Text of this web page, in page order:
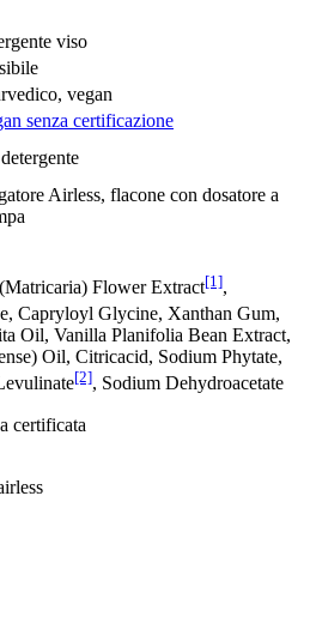
viso
vegan
senza certificazione
Airless, flacone con dosatore a
Flower Extract[1],
Capryloyl Glycine, Xanthan Gum,
Oil, Vanilla Planifolia Bean Extract,
Oil, Citricacid, Sodium Phytate,
[2], Sodium Dehydroacetate
certificata